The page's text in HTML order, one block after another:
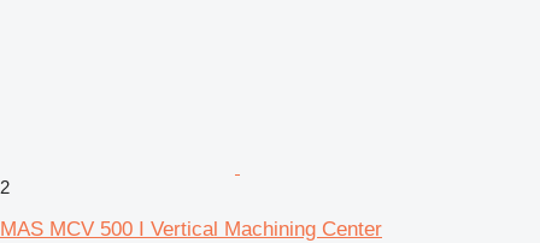
2
MAS MCV 500 I Vertical Machining Center